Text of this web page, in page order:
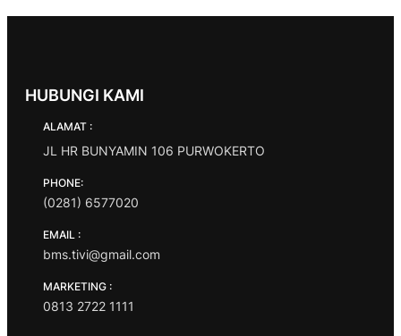
HUBUNGI KAMI
ALAMAT :
JL HR BUNYAMIN 106 PURWOKERTO
PHONE:
(0281) 6577020
EMAIL :
bms.tivi@gmail.com
MARKETING :
0813 2722 1111